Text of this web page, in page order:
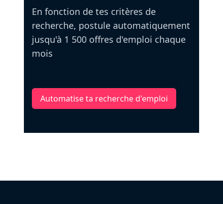
En fonction de tes critères de
recherche, postule automatiquement
jusqu'à 1 500 offres d'emploi chaque
mois
Automatise ta recherche d'emploi